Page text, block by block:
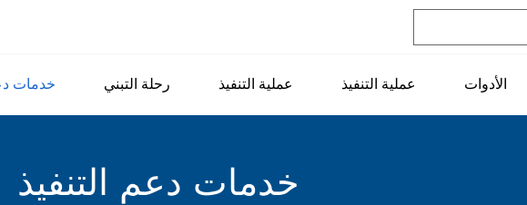
خدمات رحلة التبني عملية التنفيذ عملية التنفيذ الأدوات
خدمات دعم التنفيذ